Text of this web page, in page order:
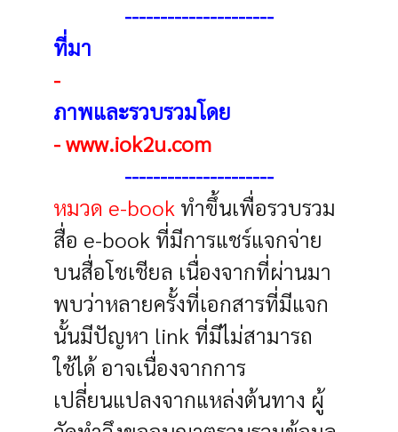
---------------------
ที่มา
-
ภาพและรวบรวมโดย
-www.iok2u.com
---------------------
หมวด e-book ทำขึ้นเพื่อรวบรวม
สื่อ e-book ที่มีการแชร์แจกจ่าย
บนสื่อโชเชียล เนื่องจากที่ผ่านมา
พบว่าหลายครั้งที่เอกสารที่มีแจก
นั้นมีปัญหา link ที่มีไม่สามารถ
ใช้ได้ อาจเนื่องจากการ
เปลี่ยนแปลงจากแหล่งต้นทาง ผู้